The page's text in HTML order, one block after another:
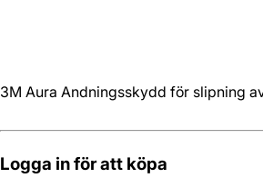
3M Aura Andningsskydd för slipning
Logga in för att köpa